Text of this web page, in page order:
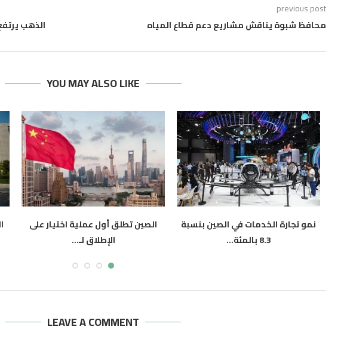
previous post
محافظ شبوة يناقش مشاريع دعم قطاع المياه
الذهب
YOU MAY ALSO LIKE
نمو تجارة الخدمات في الصين بنسبة
8.3 بالمئة...
الصين تطلق أول عملية اختيار على
الإطلاق لـ...
أغسطس 4, 2026
LEAVE A COMMENT